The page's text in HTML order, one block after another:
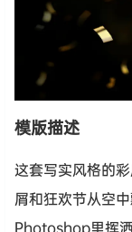
模版描述
这套写实风格的
屑和狂欢节从空
Photoshop里挥